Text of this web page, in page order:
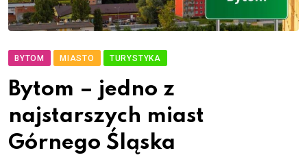
BYTOM MIASTO TURYSTYKA
Bytom – jedno z
najstarszych miast
Górnego Śląska